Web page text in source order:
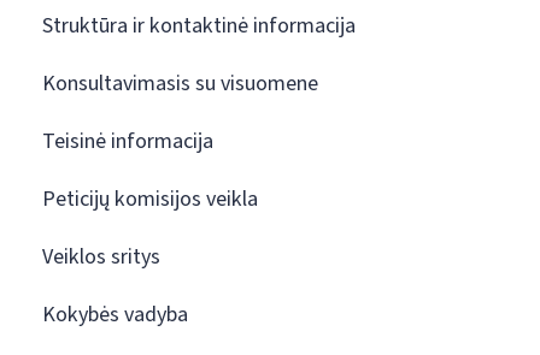
Struktūra ir kontaktinė informacija
Konsultavimasis su visuomene
Teisinė informacija
Peticijų komisijos veikla
Veiklos sritys
Kokybės vadyba